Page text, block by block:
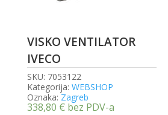
VISKO VENTILATOR
IVECO
SKU: 7053122
Kategorija: WEBSHOP
Oznaka: Zagreb
338,80 € bez PDV-a